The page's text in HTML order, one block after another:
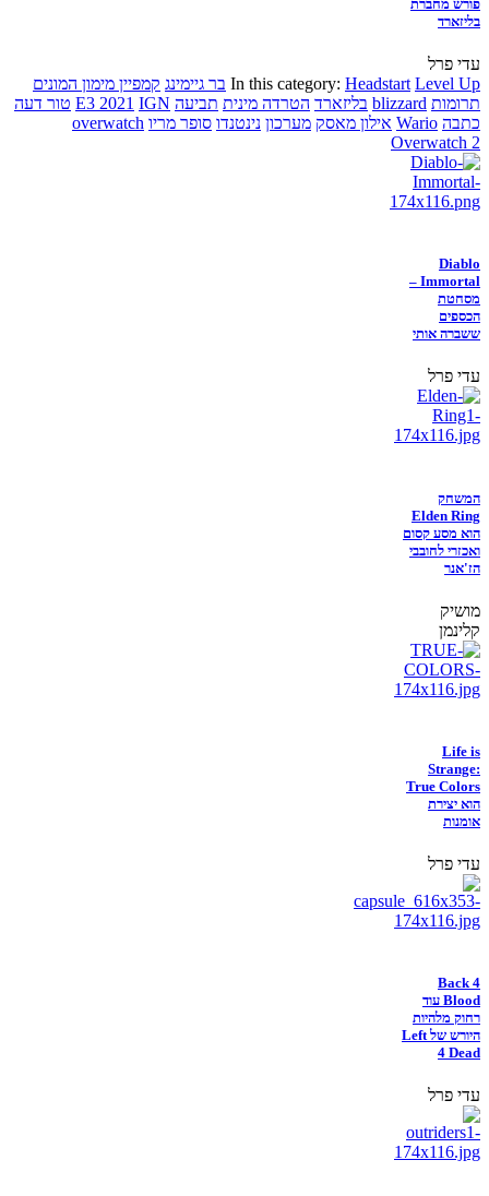
פורש מחברת
בליזארד
עדי פרל
In this category: Headstart Level Up בר גיימינג קמפיין מימון המונים
תרומות blizzard בליזארד הטרדה מינית תביעה E3 2021 IGN
טור דעה
כתבה Wario אילון מאסק מערכון נינטנדו סופר מריו overwatch
Overwatch 2
Diablo
Immortal –
מסחטת
הכספים
ששברה אותי
עדי פרל
המשחק
Elden Ring
הוא מסע קסום
ואכזרי לחובבי
הז'אנר
מושיק
קלינמן
Life is
Strange:
True Colors
הוא יצירת
אומנות
עדי פרל
Back 4
Blood עוד
רחוק מלהיות
היורש של Left
4 Dead
עדי פרל